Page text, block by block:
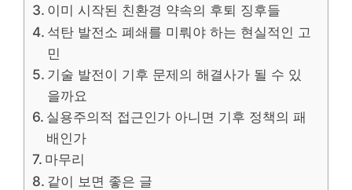
이미 시작된 친환경 약속의 후퇴 징후들
석탄 발전소 폐쇄를 미뤄야 하는 현실적인 고
민
기술 발전이 기후 문제의 해결사가 될 수 있
을까요
실용주의적 접근인가 아니면 기후 정책의 패
배인가
마무리
같이 보면 좋은 글